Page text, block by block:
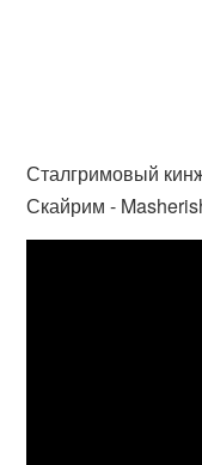
Сталгримовый
Скайрим -